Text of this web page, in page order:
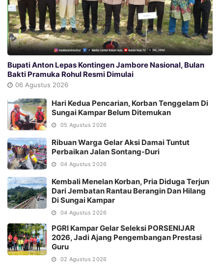
Bupati Anton Lepas Kontingen Jambore Nasional, Bulan
Bakti Pramuka Rohul Resmi Dimulai
06 Agustus 2026
Hari Kedua Pencarian, Korban Tenggelam Di
Sungai Kampar Belum Ditemukan
05 Agustus 2026
Ribuan Warga Gelar Aksi Damai Tuntut
Perbaikan Jalan Sontang-Duri
04 Agustus 2026
Kembali Menelan Korban, Pria Diduga Terjun
Dari Jembatan Rantau Berangin Dan Hilang
Di Sungai Kampar
04 Agustus 2026
PGRI Kampar Gelar Seleksi PORSENIJAR
2026, Jadi Ajang Pengembangan Prestasi
Guru
02 Agustus 2026